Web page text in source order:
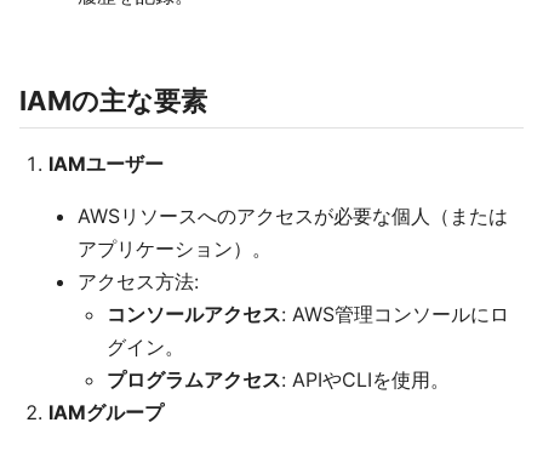
IAMの主な要素
IAMユーザー
AWSリソースへのアクセスが必要な個人（または
アプリケーション）。
アクセス方法:
コンソールアクセス: AWS管理コンソールにロ
グイン。
プログラムアクセス: APIやCLIを使用。
IAMグループ